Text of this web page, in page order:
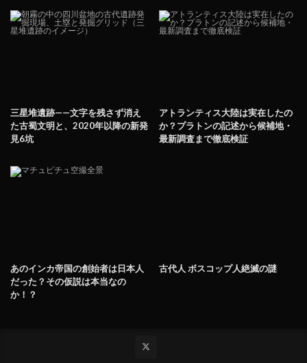
三星堆遺跡——文字を残さず消え
た古蜀文明と、2020年以降の新発
見6坑
アトランティス大陸は実在したの
か？プラトンの記述から候補地・
最新調査まで徹底検証
あのインカ帝国の創始者は日本人
だった？その仮説は本当なの
か！？
古代人 ボスコップ人絶滅の謎